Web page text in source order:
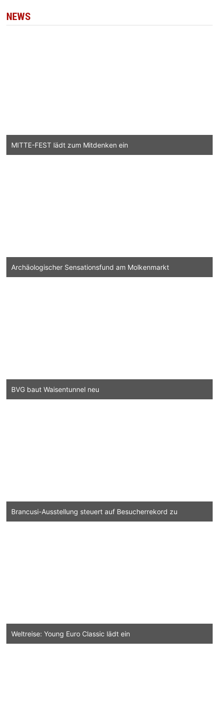
NEWS
MITTE-FEST lädt zum Mitdenken ein
Archäologischer Sensationsfund am Molkenmarkt
BVG baut Waisentunnel neu
Brancusi-Ausstellung steuert auf Besucherrekord zu
Weltreise: Young Euro Classic lädt ein